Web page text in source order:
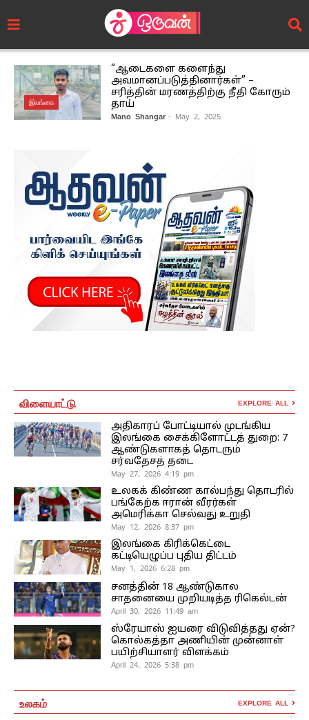
இலங்கை
“ஆடைகளை களைந்து
அவமானப்படுத்தினார்கள்” –
சரித்தின் மரணத்திற்கு நீதி கோரும்
தாய்
Mano Shangar - May 2, 2025
விளையாட்டு EXPLORE ALL
அதிகாரப் போட்டியால் முடங்கிய
இலங்கை சைக்கிளோட்டத் துறை: 7
ஆண்டுகளாகத் தொடரும்
சர்வதேசத் தடை
May 27, 2026 4:19 pm
உலகக் கிண்ண கால்பந்து தொடரில்
பங்கேற்க ஈரான் வீரர்கள்
அமெரிக்கா செல்வது உறுதி
May 12, 2026 8:37 pm
இலங்கை கிரிக்கெட்டை
கட்டியெழுப்ப புதிய திட்டம்
May 1, 2026 6:28 pm
சனத்தின் 18 ஆண்டுகால
சாதனையை முறியடித்த ரிகெல்டன்
April 30, 2026 11:49 am
ஸ்ரேயாஸ் ஐயரை விடுவித்தது ஏன்?
கொல்கத்தா அணியின் முன்னாள்
பயிற்சியாளர் விளக்கம்
April 24, 2026 5:38 pm
உலகம் EXPLORE ALL